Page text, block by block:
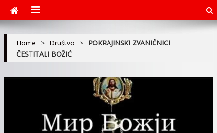
Home > Društvo > POKRAJINSKI ZVANIČNICI
ČESTITALI BOŽIĆ